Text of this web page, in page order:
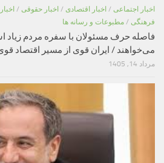
اخبار اجتماعی / اخبار اقتصادی / اخبار حقوقی /
فرهنگی / مطبوعات و رسانه ها
فاصله حرف مسئولان با سفره مردم زیاد
می‌خواهند / ایران قوی از مسیر اقتصاد
مرداد 14, 1405